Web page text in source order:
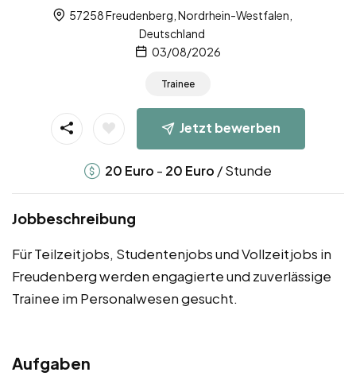
57258 Freudenberg, Nordrhein-Westfalen,
Deutschland
03/08/2026
Trainee
Jetzt bewerben
20 Euro - 20 Euro / Stunde
Jobbeschreibung
Für Teilzeitjobs, Studentenjobs und Vollzeitjobs in
Freudenberg werden engagierte und zuverlässige
Trainee im Personalwesen gesucht.
Aufgaben